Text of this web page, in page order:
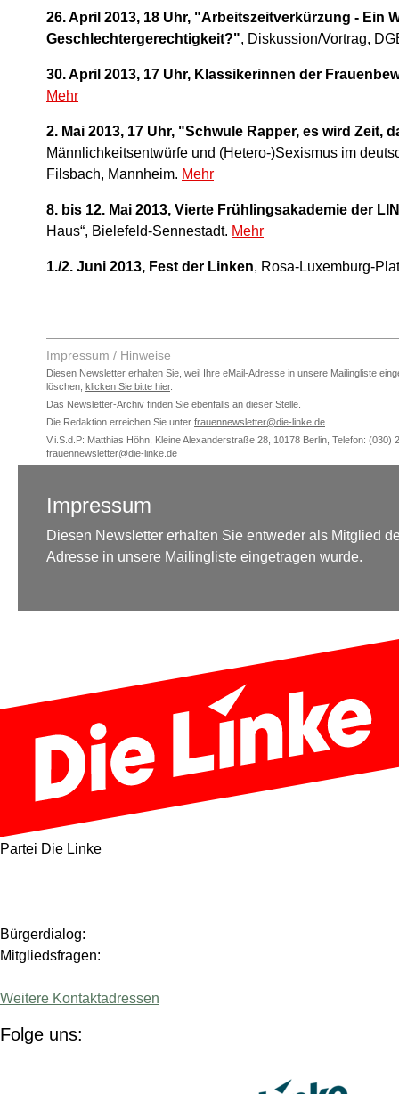
26. April 2013, 18 Uhr, "Arbeitszeitverkürzung - Ein
Geschlechtergerechtigkeit?", Diskussion/Vortrag,
30. April 2013, 17 Uhr, Klassikerinnen der
Mehr
2. Mai 2013, 17 Uhr, "Schwule Rapper, es wird Zeit,
Männlichkeitsentwürfe und (Hetero-)Sexismus im
Filsbach, Mannheim. Mehr
8. bis 12. Mai 2013, Vierte Frühlingsakademie der
Haus“, Bielefeld-Sennestadt. Mehr
1./2. Juni 2013, Fest der Linken, Rosa-Luxemburg-
Impressum / Hinweise
Diesen Newsletter erhalten Sie, weil Ihre eMail-Adresse in unsere Mailingliste
löschen, klicken Sie bitte hier.
Das Newsletter-Archiv finden Sie ebenfalls an dieser Stelle
Die Redaktion erreichen Sie unter frauennewsletter@die-linke.de
V.i.S.d.P: Matthias Höhn, Kleine Alexanderstraße 28, 10178 Berlin, Telefon: (030)
frauennewsletter@die-linke.de
Impressum
Diesen Newsletter erhalten Sie entweder als Mitglied
Adresse in unsere Mailingliste eingetragen wurde.
Partei Die Linke
Bürgerdialog:
Mitgliedsfragen:
Weitere Kontaktadressen
Folge uns: